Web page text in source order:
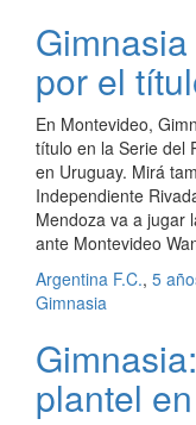
por el
En Montevideo,
título en la Serie del
en Uruguay. Mirá
Independiente
Mendoza va a jugar
ante Montevideo
Argentina F.C., 5
Gimnasia
plantel